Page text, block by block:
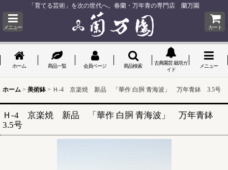
「育てる芸術」を次の世代へ。春蘭・万年青の専門店 蘭万園
メニュー カート
ホーム 商品一覧 会員ページ 商品検索
古典園芸 栽培ガ
イド
メニュー
ホーム > 美術鉢 > Ｈ-4 京楽焼 新品 「華作 白胴 青海波」 万年青鉢 3.5号
Ｈ-4 京楽焼 新品 「華作 白胴 青海波」 万年青鉢
3.5号